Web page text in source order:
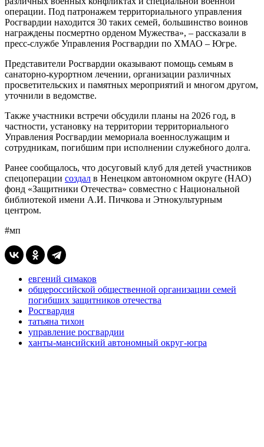
операции. Под патронажем территориального управления
Росгвардии находится 30 таких семей, большинство воинов
награждены посмертно орденом Мужества», – рассказали в
пресс-службе Управления Росгвардии по ХМАО – Югре.
Представители Росгвардии оказывают помощь семьям в
санаторно-курортном лечении, организации различных
просветительских и памятных мероприятий и многом другом,
уточнили в ведомстве.
Также участники встречи обсудили планы на 2026 год, в
частности, установку на территории территориального
Управления Росгвардии мемориала военнослужащим и
сотрудникам, погибшим при исполнении служебного долга.
Ранее сообщалось, что досуговый клуб для детей участников
спецоперации создал в Ненецком автономном округе (НАО)
фонд «Защитники Отечества» совместно с Национальной
библиотекой имени А.И. Пичкова и Этнокультурным
центром.
#мп
евгений симаков
общероссийской общественной организации семей
погибших защитников отечества
Росгвардия
татьяна тихон
управление росгвардии
ханты-мансийский автономный округ-югра